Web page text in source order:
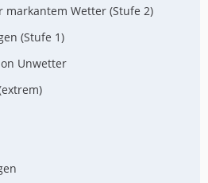
markantem Wetter (Stufe 2)
(Stufe 1)
Unwetter